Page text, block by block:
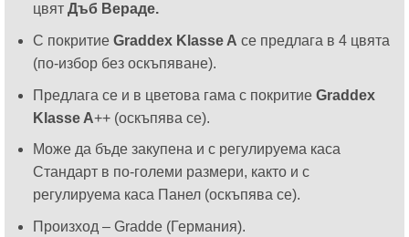
цвят Дъб Вераде.
С покритие Graddex Klasse A се предлага в 4 цвята
(по-избор без оскъпяване).
Предлага се и в цветова гама с покритие Graddex
Klasse A++ (оскъпява се).
Може да бъде закупена и с регулируема каса
Стандарт в по-големи размери, както и с
регулируема каса Панел (оскъпява се).
Произход – Gradde (Германия).